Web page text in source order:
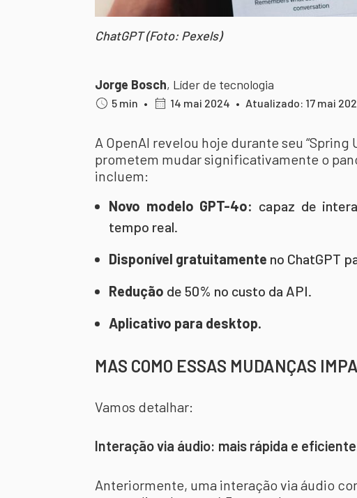
ChatGPT (Foto: Pexels)
Jorge Bosch, Líder de tecnologia
5 min • 14 mai 2024 • Atualizado: 17 mai
A OpenAI revelou hoje durante seu
prometem mudar significativamente o
incluem:
Novo modelo GPT-4o: capaz de
tempo real.
Disponível gratuitamente no ChatGPT
Redução de 50% no custo da API.
Aplicativo para desktop.
MAS COMO ESSAS MUDANÇAS
Vamos detalhar:
Interação via áudio: mais rápida e
Anteriormente, uma interação via áudio